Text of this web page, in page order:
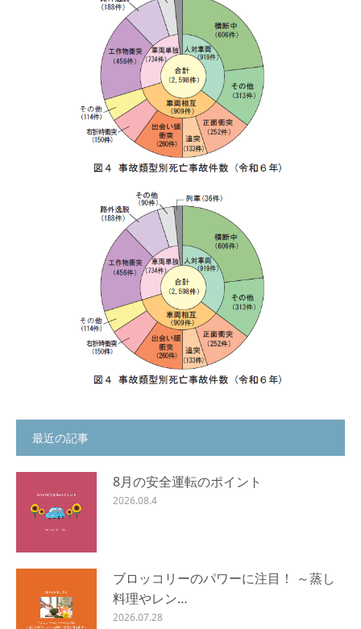
最近の記事
8月の安全運転のポイント
2026.08.4
ブロッコリーのパワーに注目！ ～蒸し
料理やレン…
2026.07.28